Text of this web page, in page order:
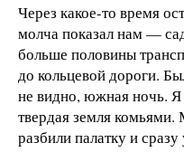
Через какое-то время
молча показал нам —
больше половины
до кольцевой дороги.
не видно, южная ночь. Я
твердая земля комьями.
разбили палатку и сразу